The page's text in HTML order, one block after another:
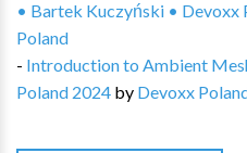
• Bartek Kuczyński • Devoxx
Poland
- Introduction to Ambient
Poland 2024 by Devoxx